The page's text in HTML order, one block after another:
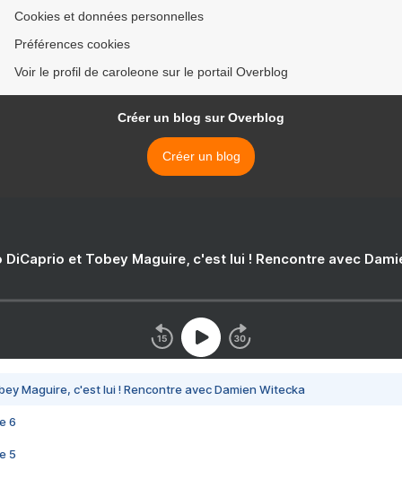
Cookies et données personnelles
Préférences cookies
Voir le profil de caroleone sur le portail Overblog
Créer un blog sur Overblog
Créer un blog
DiCaprio et Tobey Maguire, c'est lui ! Rencontre avec
Maguire, c'est lui ! Rencontre avec Damien Witecka
6
5